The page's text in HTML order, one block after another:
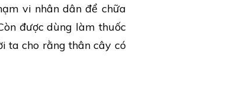
vi nhân dân để chữa
được dùng làm thuốc
ta cho rằng thân cây có